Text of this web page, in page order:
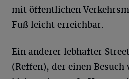
mit öffentlichen
Fuß leicht erreichbar.
Ein anderer lebhafter
(Reffen), der einen